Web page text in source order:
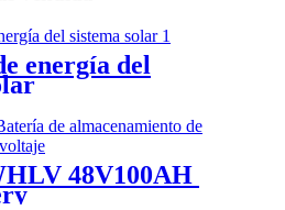
energía del
48V100AH